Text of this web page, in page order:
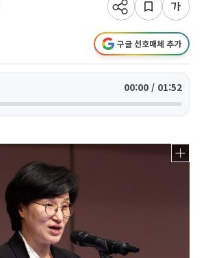
구글 선호매체 추가
00:00 / 01:52